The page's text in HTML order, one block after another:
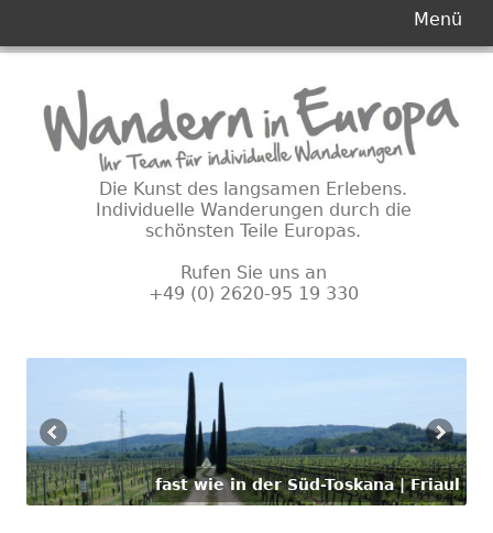
Inhalt
Die Kunst des langsamen Erlebens.
Individuelle Wanderungen durch die
schönsten Teile Europas.
Rufen Sie uns an
+49 (0) 2620-95 19 330
Menü
fast wie in der Süd-Toskana | Friaul